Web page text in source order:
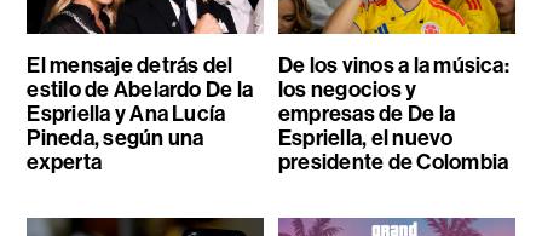
El mensaje detrás del
estilo de Abelardo De la
Espriella y Ana Lucía
Pineda, según una
experta
De los vinos a la música:
los negocios y
empresas de De la
Espriella, el nuevo
presidente de Colombia